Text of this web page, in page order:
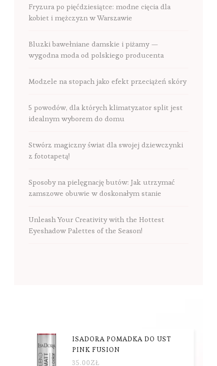
Fryzura po pięćdziesiątce: modne cięcia dla
kobiet i mężczyzn w Warszawie
Bluzki bawełniane damskie i piżamy —
wygodna moda od polskiego producenta
Modzele na stopach jako efekt przeciążeń skóry
5 powodów, dla których klimatyzator split jest
idealnym wyborem do domu
Stwórz magiczny świat dla swojej dziewczynki
z fototapetą!
Sposoby na pielęgnację butów: Jak utrzymać
zamszowe obuwie w doskonałym stanie
Unleash Your Creativity with the Hottest
Eyeshadow Palettes of the Season!
ISADORA POMADKA DO UST
PINK FUSION
35.00ZŁ